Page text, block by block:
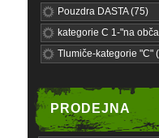
Pouzdra DASTA (75)
kategorie C 1-"na
Tlumiče-kategorie "C"
PRODEJNA